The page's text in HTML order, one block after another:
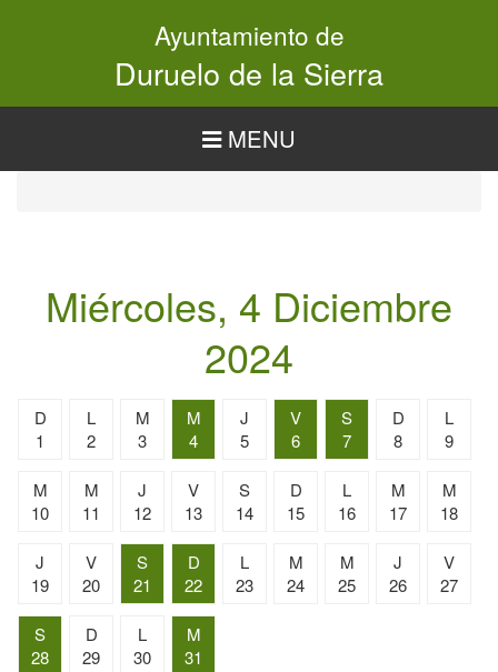
Ayuntamiento de
Duruelo de la Sierra
MENU
Miércoles, 4 Diciembre
2024
D
1
L
2
M
3
M
4
J
5
V
6
S
7
D
8
L
9
M
10
M
11
J
12
V
13
S
14
D
15
L
16
M
17
M
18
J
19
V
20
S
21
D
22
L
23
M
24
M
25
J
26
V
27
S
28
D
29
L
30
M
31